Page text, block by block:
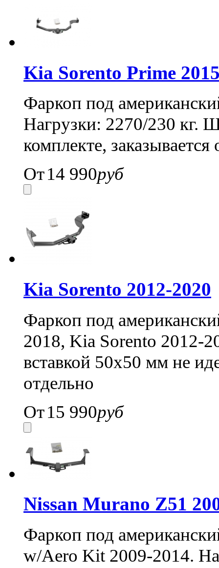
Kia Sorento Prime
Фаркоп под
Нагрузки: 2270/230 кг.
комплекте, заказывается
От14 990руб
Kia Sorento 2012-2020
Фаркоп под
2018, Kia Sorento 2012-
вставкой 50x50 мм не
отдельно
От15 990руб
Nissan Murano Z51
Фаркоп под
w/Aero Kit 2009-2014.